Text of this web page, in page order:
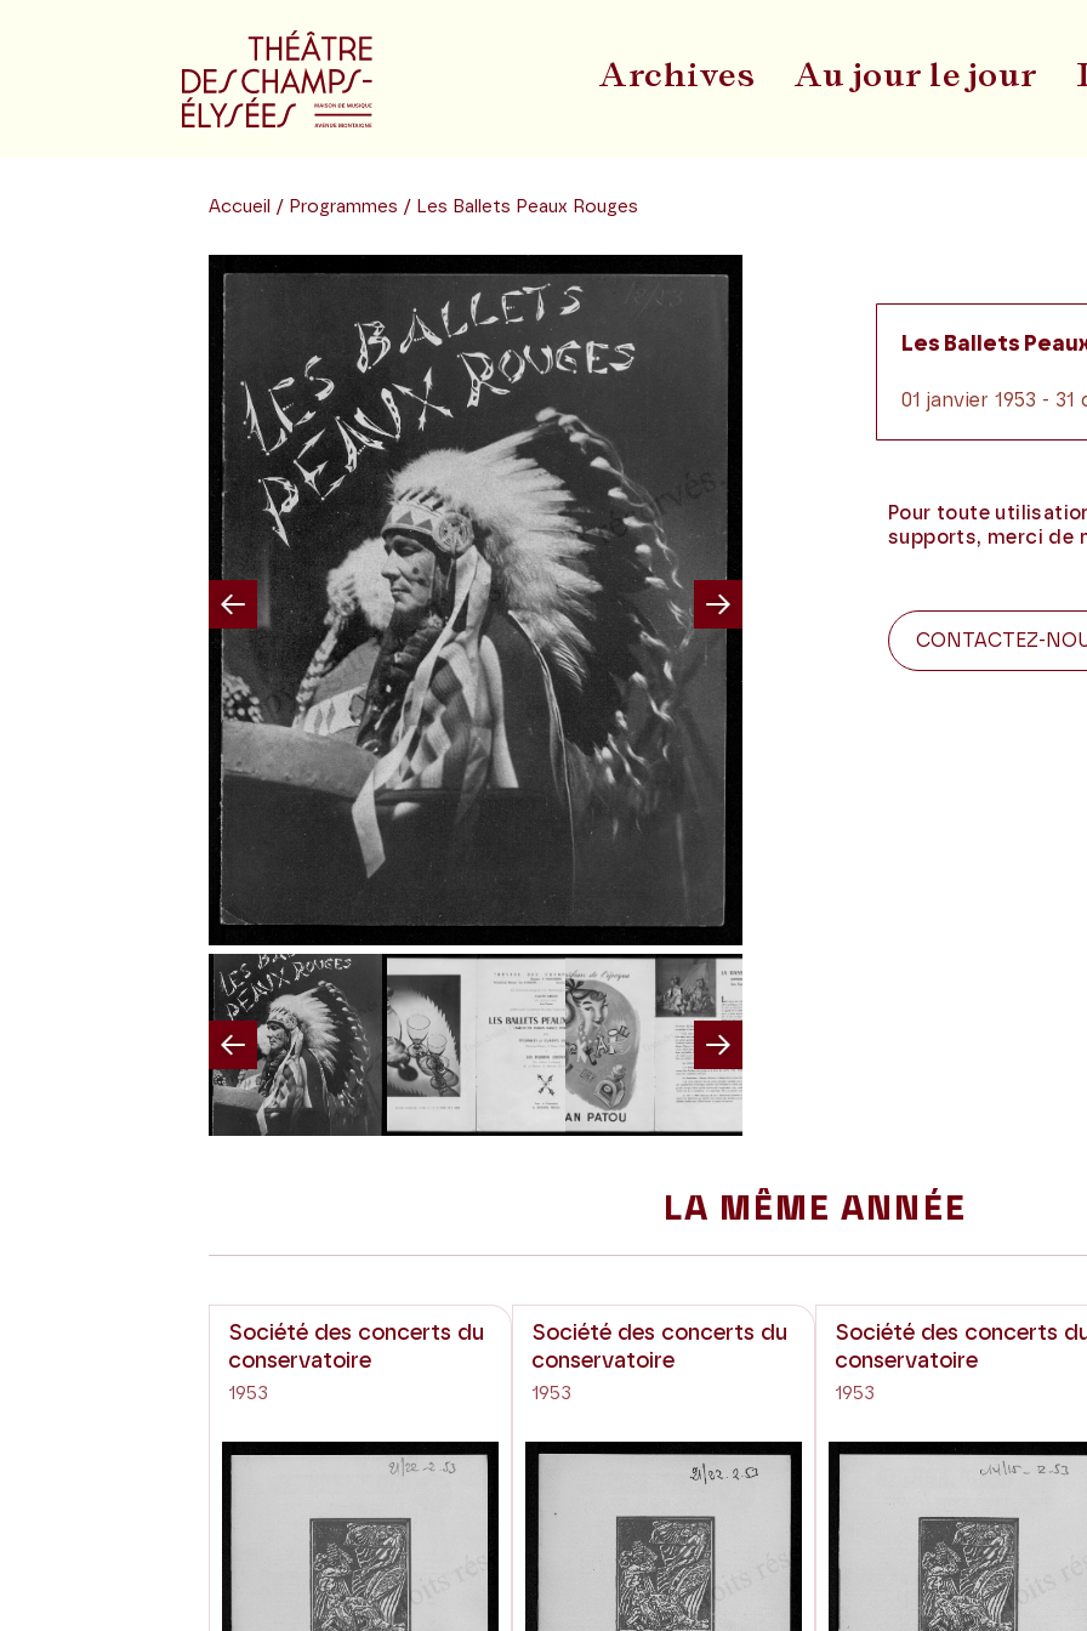
Archives Au jour le jour
Accueil / Programmes / Les Ballets Peaux Rouges
Previous
Previous
Les Ballets
01 janvier 1953 - 31
Pour toute
supports, merci de
CONTACTEZ-
LA MÊME ANNÉE
Société des concerts du
conservatoire
1953
Société des concerts du
conservatoire
1953
Société des concerts
conservatoire
1953